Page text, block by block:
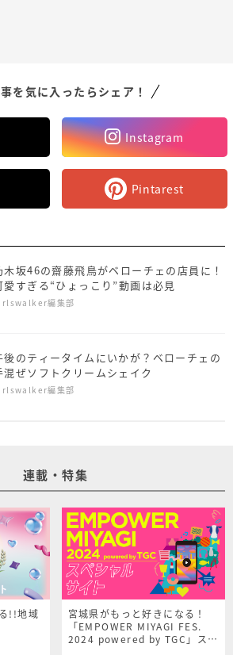
を気に入ったらシェア！
Instagram
Pintarest
木坂46の齋藤飛鳥がベローチェの店員に！
愛すぎる“ひょっこり”動画は必見
編集部
後のティータイムにいかが？ベローチェの
混ぜソフトクリームシェイク
編集部
連載・特集
!!地域
宮城県がもっと好きになる！
「EMPOWER MIYAGI FES.
2024 powered by TGC」スペ